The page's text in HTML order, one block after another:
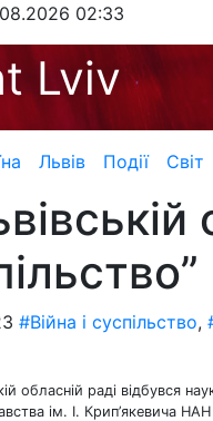
02:33
Lviv
Львів Події Світ
#Війна і суспільство,
обласній раді відбувся
ім. І. Крип’якевича